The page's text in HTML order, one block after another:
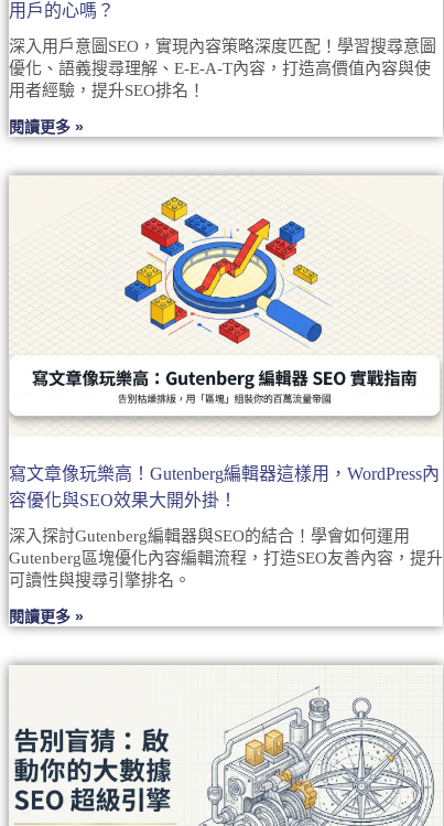
用戶的心嗎？
深入用戶意圖SEO，實現內容策略深度匹配！學習搜尋意圖
優化、語義搜尋理解、E-E-A-T內容，打造高價值內容與使
用者經驗，提升SEO排名！
閱讀更多 »
寫文章像玩樂高！Gutenberg編輯器這樣用，WordPress內
容優化與SEO效果大開外掛！
深入探討Gutenberg編輯器與SEO的結合！學會如何運用
Gutenberg區塊優化內容編輯流程，打造SEO友善內容，提升
可讀性與搜尋引擎排名。
閱讀更多 »